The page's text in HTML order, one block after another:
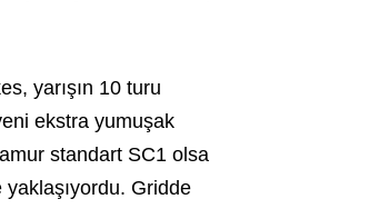
yarışın 10 turu
ekstra yumuşak
standart SC1 olsa
yaklaşıyordu. Gridde